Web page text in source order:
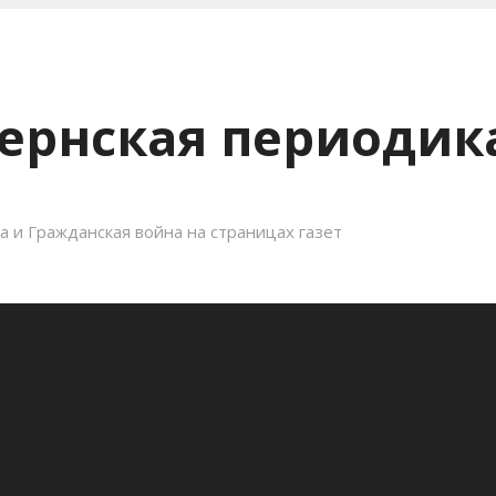
Гражданская война на страницах газет